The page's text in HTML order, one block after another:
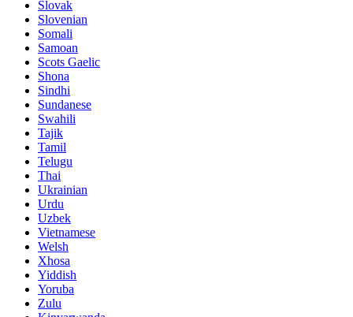
Slovak
Slovenian
Somali
Samoan
Scots Gaelic
Shona
Sindhi
Sundanese
Swahili
Tajik
Tamil
Telugu
Thai
Ukrainian
Urdu
Uzbek
Vietnamese
Welsh
Xhosa
Yiddish
Yoruba
Zulu